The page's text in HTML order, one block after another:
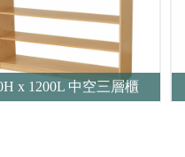
x 1200L 中空三層櫃